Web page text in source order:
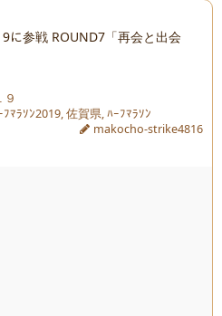
に参戦 ROUND7「再会と出会
ﾏﾗｿﾝ2019,佐賀県,ﾊｰﾌﾏﾗｿﾝ
makocho-strike4816